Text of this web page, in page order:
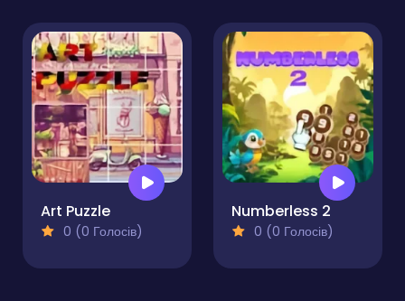
Art Puzzle
0 (0 Голосів)
Numberless 2
0 (0 Голосів)